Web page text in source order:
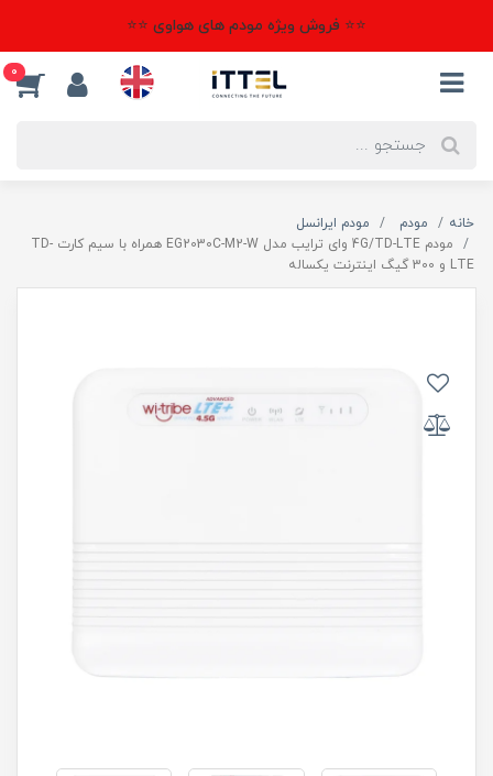
⭐⭐ فروش ویژه مودم های هواوی ⭐⭐
0
خانه مودم
مودم ایرانسل
مودم 4G/TD-LTE وای ترایب مدل EG2030C-M2-W همراه با سیم کارت TD-
LTE و 300 گیگ اینترنت یکساله